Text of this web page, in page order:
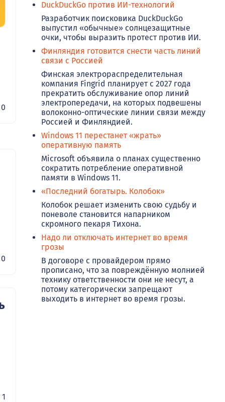
0
0
1
DuckDuckGo против ИИ-технологий
Разработчик поисковика DuckDuckGo
выпустил «обычные» солнцезащитные
очки, чтобы выразить протест против ИИ.
Финляндия готовится снести часть линий
связи с Россией
Финская электрораспределительная
компания Fingrid планирует с 2027 года
прекратить обслуживание опор линий
электропередачи, на которых подвешены
волоконно-оптические линии связи между
Россией и Финляндией.
Windows 11 перестанет «жрать»
оперативную память
Microsoft объявила о планах существенно
сократить потребление оперативной
памяти в Windows 11.
«Последний богатырь. Колобок»
Колобок решает изменить свою судьбу и
поневоле становится напарником
скромного пекаря Тихона.
Надо ли отключать интернет во время
грозы
В договоре с провайдером прямо
прописано, что за повреждённую молнией
технику ответственности они не несут, а
потому категорически запрещают
выходить в интернет во время грозы.